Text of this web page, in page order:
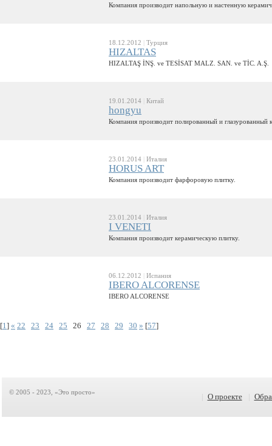
Компания производит напольную и настенную
18.12.2012 Турция
HIZALTAS
HIZALTAŞ İNŞ. ve TESİSAT MALZ. SAN. ve TİC. A.Ş.
19.01.2014 Китай
hongyu
Компания производит полированный и глазурованный
23.01.2014 Италия
HORUS ART
Компания производит фарфоровую плитку.
23.01.2014 Италия
I VENETI
Компания производит керамическую плитку.
06.12.2012 Испания
IBERO ALCORENSE
IBERO ALCORENSE
[1 ] « 22 23 24 25 26 27 28 29 30 » [57]
© 2005 - 2023, «Это просто» О проекте